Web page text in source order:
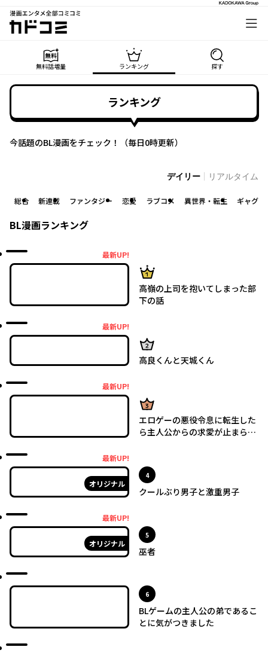
漫画エンタメ全部コミコミ
カドコミ
無料話増量 ランキング 探す
ランキング
今話題のBL漫画をチェック！（毎日0時更新）
デイリー リアルタイム
総合 新連載 ファンタジー 恋愛 ラブコメ 異世界・転生 ギャグ・
BL漫画ランキング
最新UP!
高嶺の上司を抱いてしまった部
下の話
最新UP!
高良くんと天城くん
最新UP!
エロゲーの悪役令息に転生した
ら主人公からの求愛が止まらな
最新UP!
オリジナル
4位
クールぶり男子と激重男子
最新UP!
オリジナル
5位
巫者
6位
BLゲームの主人公の弟であるこ
とに気がつきました